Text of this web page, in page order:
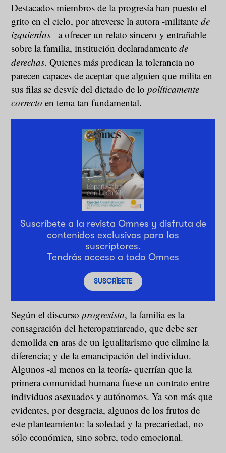
Destacados miembros de la progresía han puesto el
grito en el cielo, por atreverse la autora -militantede
izquierdas– a ofrecer un relato sincero y entrañable
sobre la familia, institución declaradamentede
derechas. Quienes más predican la tolerancia no
parecen capaces de aceptar que alguien que milita en
sus filas se desvíe del dictado de lopolíticamente
correcto en tema tan fundamental.
Suscríbete a la revista Omnes y disfruta de
contenidos exclusivos para los
suscriptores.
Tendrás acceso a todo Omnes
SUSCRÍBETE
Según el discursoprogresista, la familia es la
consagración del heteropatriarcado, que debe ser
demolida en aras de un igualitarismo que elimine la
diferencia; y de la emancipación del individuo.
Algunos -al menos en la teoría- querrían que la
primera comunidad humana fuese un contrato entre
individuos asexuados y autónomos. Ya son más que
evidentes, por desgracia, algunos de los frutos de
este planteamiento: la soledad y la precariedad, no
sólo económica, sino sobre, todo emocional.